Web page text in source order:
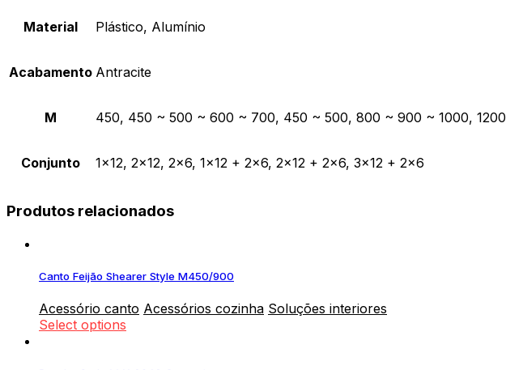
Material Plástico, Alumínio
Acabamento Antracite
M 450, 450 ~ 500 ~ 600 ~ 700, 450 ~ 500, 800 ~ 900 ~ 1000, 1200
Conjunto 1×12, 2×12, 2×6, 1×12 + 2×6, 2×12 + 2×6, 3×12 + 2×6
Produtos relacionados
Canto Feijão Shearer Style M450/900
Acessório canto Acessórios cozinha Soluções interiores
Select options